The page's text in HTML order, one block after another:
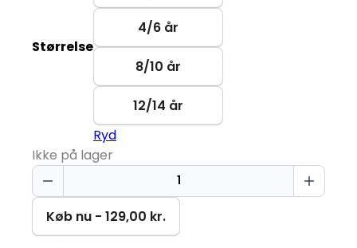
Størrelse
4/6 år
8/10 år
12/14 år
Ryd
Ikke på lager
Dino
Fødselsdag
4
Køb nu - 129,00 kr.